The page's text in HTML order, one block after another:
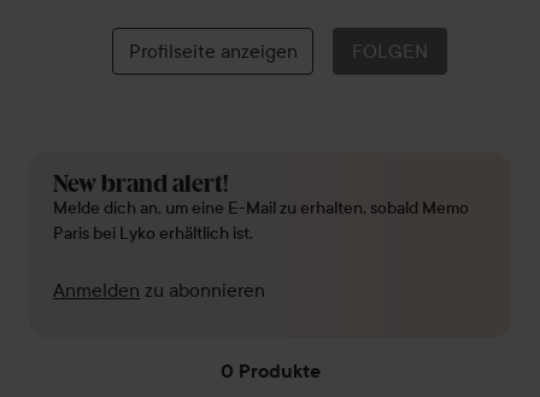
Profilseite anzeigen FOLGEN
New brand alert!
Melde dich an, um eine E-Mail zu erhalten, sobald Memo
Paris bei Lyko erhältlich ist.
Anmelden zu abonnieren
0 Produkte